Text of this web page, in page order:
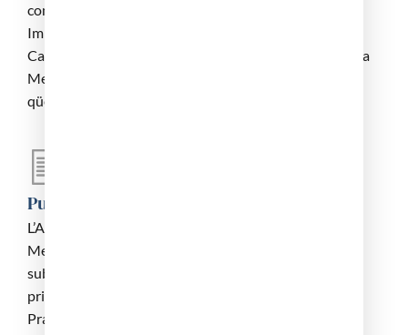
consultiu de les admindtracions sanitària i de justícia;
Impulsora dels estudis sobre Història de la Medicina
Catalana i organitzadora del Congresos d’Historia de la
Medicina Catalana. Impulsora dels debats sobre
qüestions sanitàries d’actualitat.
Publicacions
L’Acadèmia publica la “Revista de la Reial Acadèmia de
Medicina de Catalunya” des de l’any 1986, que
substitueix a revistes anteriors amb altres títols, la
primera les “Memorias de la Real Acadenia Médico
Práctica de Barcelona” de l’any 1798.